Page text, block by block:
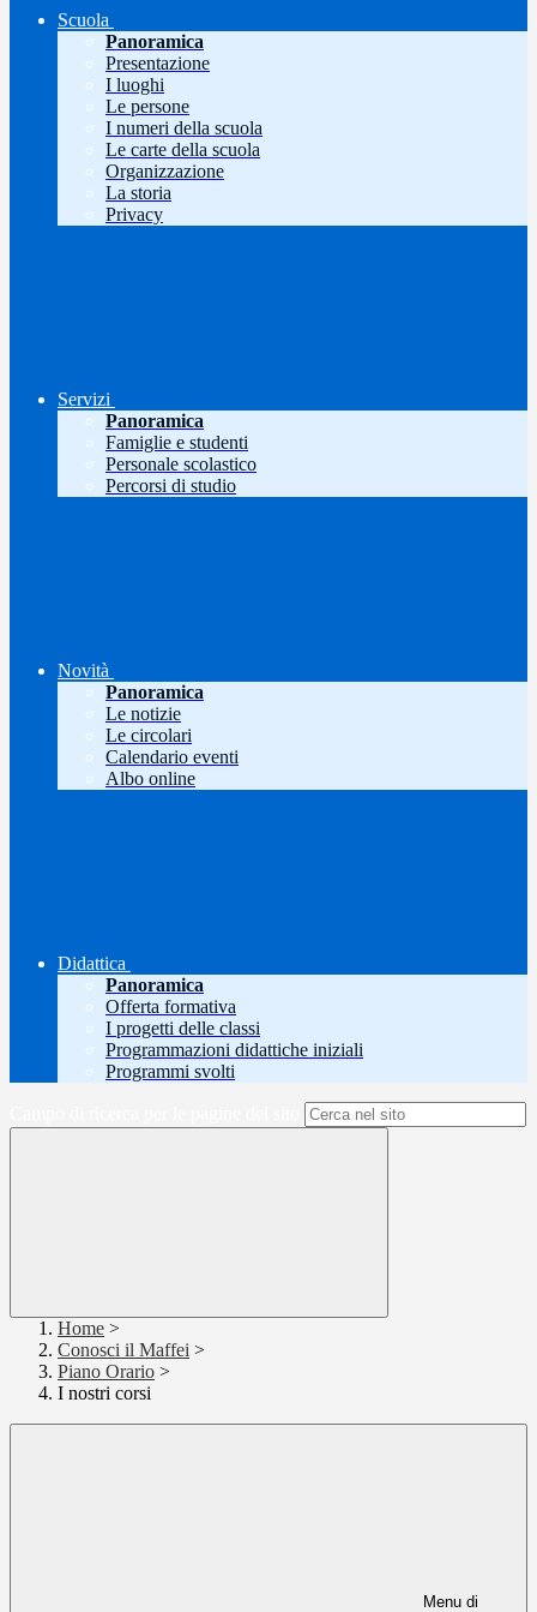
Scuola
Panoramica
Presentazione
I luoghi
Le persone
I numeri della scuola
Le carte della scuola
Organizzazione
La storia
Privacy
Servizi
Panoramica
Famiglie e studenti
Personale scolastico
Percorsi di studio
Novità
Panoramica
Le notizie
Le circolari
Calendario eventi
Albo online
Didattica
Panoramica
Offerta formativa
I progetti delle classi
Programmazioni didattiche iniziali
Programmi svolti
Home >
Conosci il Maffei >
Piano Orario >
I nostri corsi
Menu di